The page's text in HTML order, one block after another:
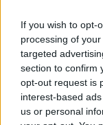
If you wish to opt-
processing of
targeted
section to confirm
opt-out request is
interest-based
us or personal
αρχές του 2022.
Μάλιστα, στο
πρότυπο
Εκπαίδευσης ,